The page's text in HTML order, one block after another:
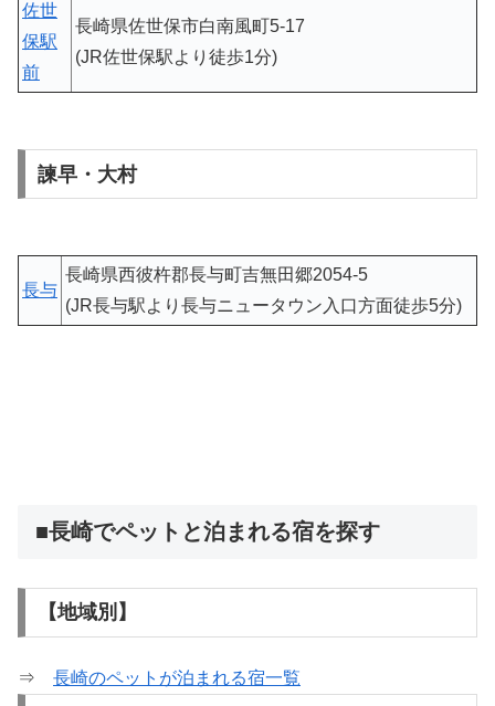
佐世
保駅
前
長崎県佐世保市白南風町5-17
(JR佐世保駅より徒歩1分)
諫早・大村
長与
長崎県西彼杵郡長与町吉無田郷2054-5
(JR長与駅より長与ニュータウン入口方面徒歩5分)
■長崎でペットと泊まれる宿を探す
【地域別】
⇒ 長崎のペットが泊まれる宿一覧